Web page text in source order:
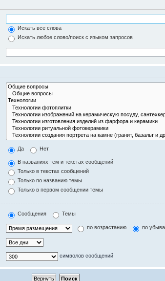
Искать все слова
Искать любое слово/поиск с языком запросов
Да Нет
В названиях тем и текстах сообщений
Только в текстах сообщений
Только по названию темы
Только в первом сообщении темы
Сообщения Темы
по возрастанию по
символов сообщений